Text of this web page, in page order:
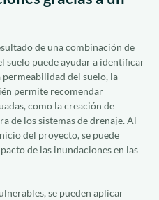
de una combinación de
suelo puede ayudar a identificar
permeabilidad del suelo, la
permite recomendar
como la creación de
de los sistemas de drenaje. Al
del proyecto, se puede
de las inundaciones en las
se pueden aplicar